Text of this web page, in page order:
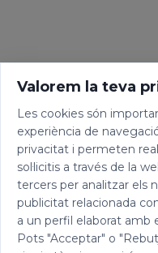
Valorem la teva
Les cookies són
experiència de
privacitat i permeten
sol·licitis a través de la
tercers per analitzar els
publicitat relacionada
a un perfil elaborat amb
Pots "Acceptar" o